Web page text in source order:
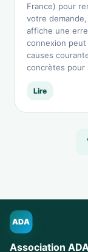
France) pour
votre
affiche une
connexion
causes
concrètes pour
Lire
ADA
Association